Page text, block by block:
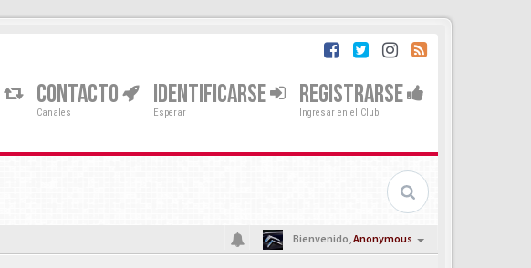
CONTACTO
Canales
IDENTIFICARSE
Esperar
REGISTRARSE
Ingresar en el Club
Bienvenido,Anonymous